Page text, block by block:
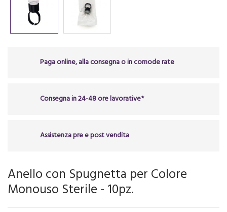
Paga online, alla consegna o in comode rate
Consegna in 24-48 ore lavorative*
Assistenza pre e post vendita
Anello con Spugnetta per Colore
Monouso Sterile - 10pz.